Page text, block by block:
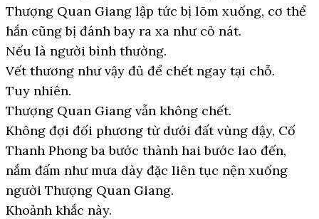
Thượng Quan Giang lập tức bị lõm xuống, cơ thể
hắn cũng bị đánh bay ra xa như cỏ nát.
Nếu là người bình thường.
Vết thương như vậy đủ để chết ngay tại chỗ.
Tuy nhiên.
Thượng Quan Giang vẫn không chết.
Không đợi đối phương từ dưới đất vùng dậy, Cố
Thanh Phong ba bước thành hai bước lao đến,
nắm đấm như mưa dày đặc liên tục nện xuống
người Thượng Quan Giang.
Khoảnh khắc này.